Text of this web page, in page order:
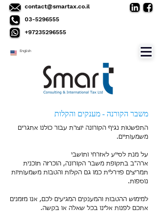
contact@smartax.co.il
03-5296555
+97235296555
English
משבר הקורנה - מענקים והקלות
התפשטות נגיף הקורונה יוצרת עבור כולנו אתגרים
משמעותיים.
על מנת לסייע לאזרחי ותושבי
ארה"ב בתקופת משבר הקורונה, הוכרזה תוכנית
תמריצים פדרלית כמו גם הקלות והטבות משמעותיות
נוספות.
למימוש ההטבות והמענקים המגיעים לכם, אנו מזמנים
אתכם לפנות אלינו בכל שאלה או בקשה.